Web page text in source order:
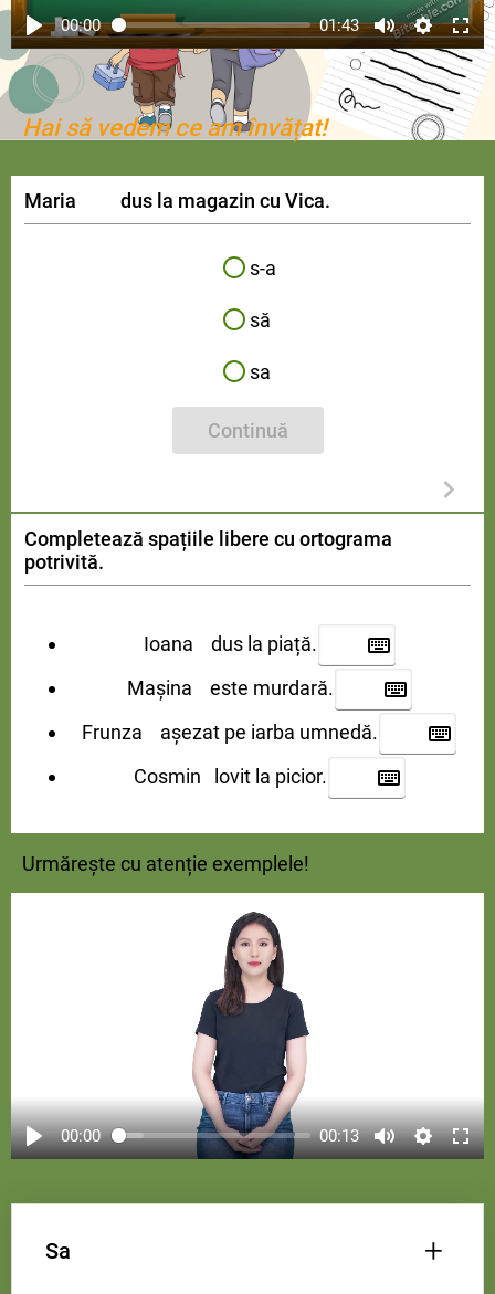
00:00 01:43
Hai să vedem ce am învățat!
Maria dus la magazin cu Vica.
s-a
să
sa
Continuă
Completează spațiile libere cu ortograma
potrivită.
Ioana dus la piață.
Mașina este murdară.
Frunza așezat pe iarba umnedă.
Cosmin lovit la picior.
Urmărește cu atenție exemplele!
00:00 00:13
Sa +